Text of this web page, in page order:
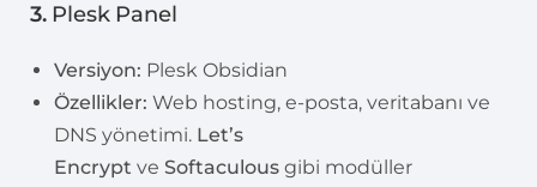
3. Plesk Panel
Versiyon: Plesk Obsidian
Özellikler: Web hosting, e-posta, veritabanı ve
DNS yönetimi. Let’s
Encrypt ve Softaculous gibi modüller